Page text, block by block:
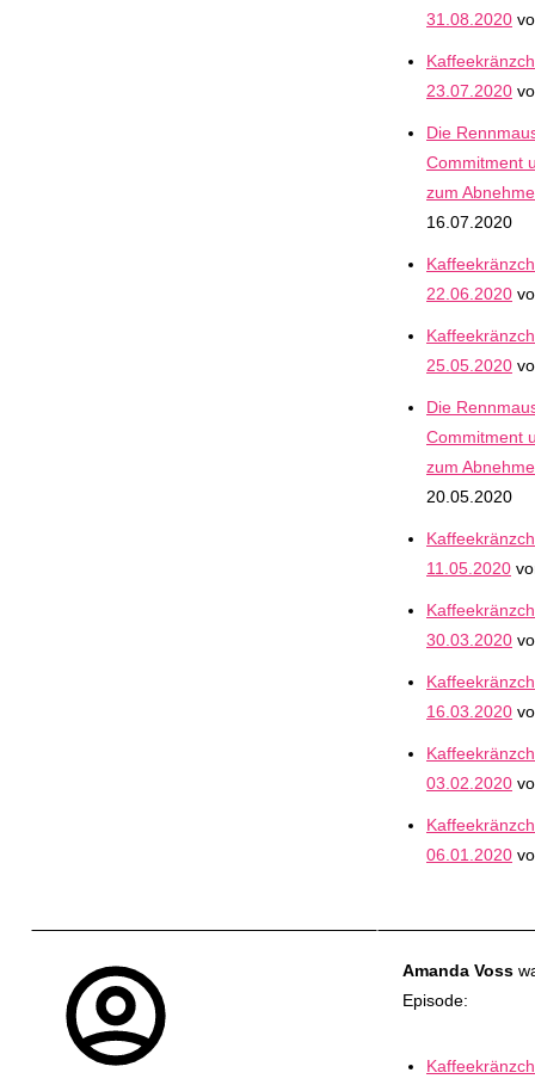
31.08.2020
23.07.2020
Die
Commitment
zum
16.07.2020
22.06.2020
25.05.2020
Die
Commitment
zum
20.05.2020
11.05.2020
30.03.2020
16.03.2020
03.02.2020
06.01.2020
Amanda Voss
Episode: